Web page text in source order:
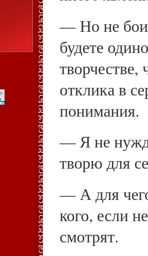
— Но не
будете
творчестве,
отклика в
понимания.
— Я не
творю для
— А для
кого, если
смотрят.